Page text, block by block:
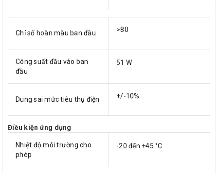
Chỉ số hoàn màu ban đầu >80
Công suất đầu vào ban
đầu
51 W
Dung sai mức tiêu thụ điện +/-10%
Điều kiện ứng dụng
Nhiệt độ môi trường cho
phép
-20 đến +45 °C